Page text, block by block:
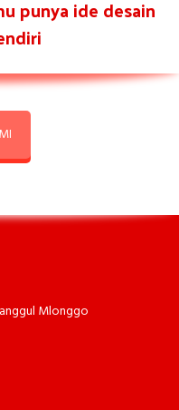
punya ide desain
Mlonggo